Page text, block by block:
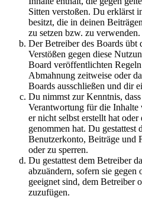
Sitten verstoßen. Du erklärst
besitzt, die in deinen
zu setzen bzw. zu verwenden.
Der Betreiber des Boards übt
Verstößen gegen diese
Board veröffentlichten
Abmahnung zeitweise oder
Boards ausschließen und dir
Du nimmst zur Kenntnis,
Verantwortung für die
er nicht selbst erstellt hat
genommen hat. Du gestattest
Benutzerkonto, Beiträge und
oder zu sperren.
Du gestattest dem Betreiber
abzuändern, sofern sie gegen
geeignet sind, dem Betreiber
zuzufügen.